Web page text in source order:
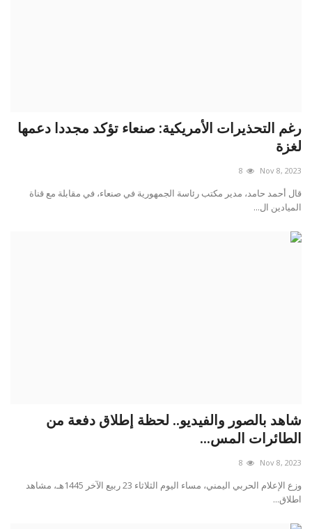
رغم التحذيرات الأمريكية: صنعاء تؤكد مجددا دعمها
لغزة
Nov 8, 2023
8
قال أحمد حامد، مدير مكتب رئاسة الجمهورية في صنعاء، في مقابلة مع قناة
الميادين ال...
شاهد بالصور والفيديو.. لحظة إطلاق دفعة من
الطائرات المس...
Nov 8, 2023
8
وزع الإعلام الحربي اليمني، مساء اليوم الثلاثاء 23 ربيع الآخر 1445هـ، مشاهد
اطلاق...